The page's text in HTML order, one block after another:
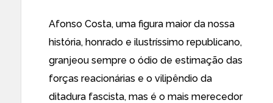
Afonso Costa, uma figura maior da nossa
história, honrado e ilustríssimo republicano,
granjeou sempre o ódio de estimação das
forças reacionárias e o vilipêndio da
ditadura fascista, mas é o mais merecedor